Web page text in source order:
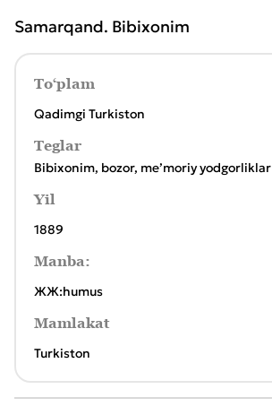
Samarqand. Bibixonim
To‘plam
Qadimgi Turkiston
Teglar
Bibixonim, bozor, meʼmoriy yodgorliklar
Yil
1889
Manba:
ЖЖ:humus
Mamlakat
Turkiston